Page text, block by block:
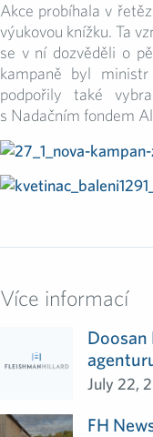
Akce probíhala v
výukovou knížku. Ta
se v ní dozvěděli o
kampaně byl
podpořily také
s Nadačním fondem
Více informací
Doosan
July 22,
FH